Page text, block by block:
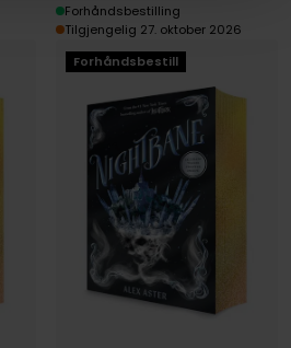
Forhåndsbestill
Forhåndsbestilling
Tilgjengelig 27. oktober 2026